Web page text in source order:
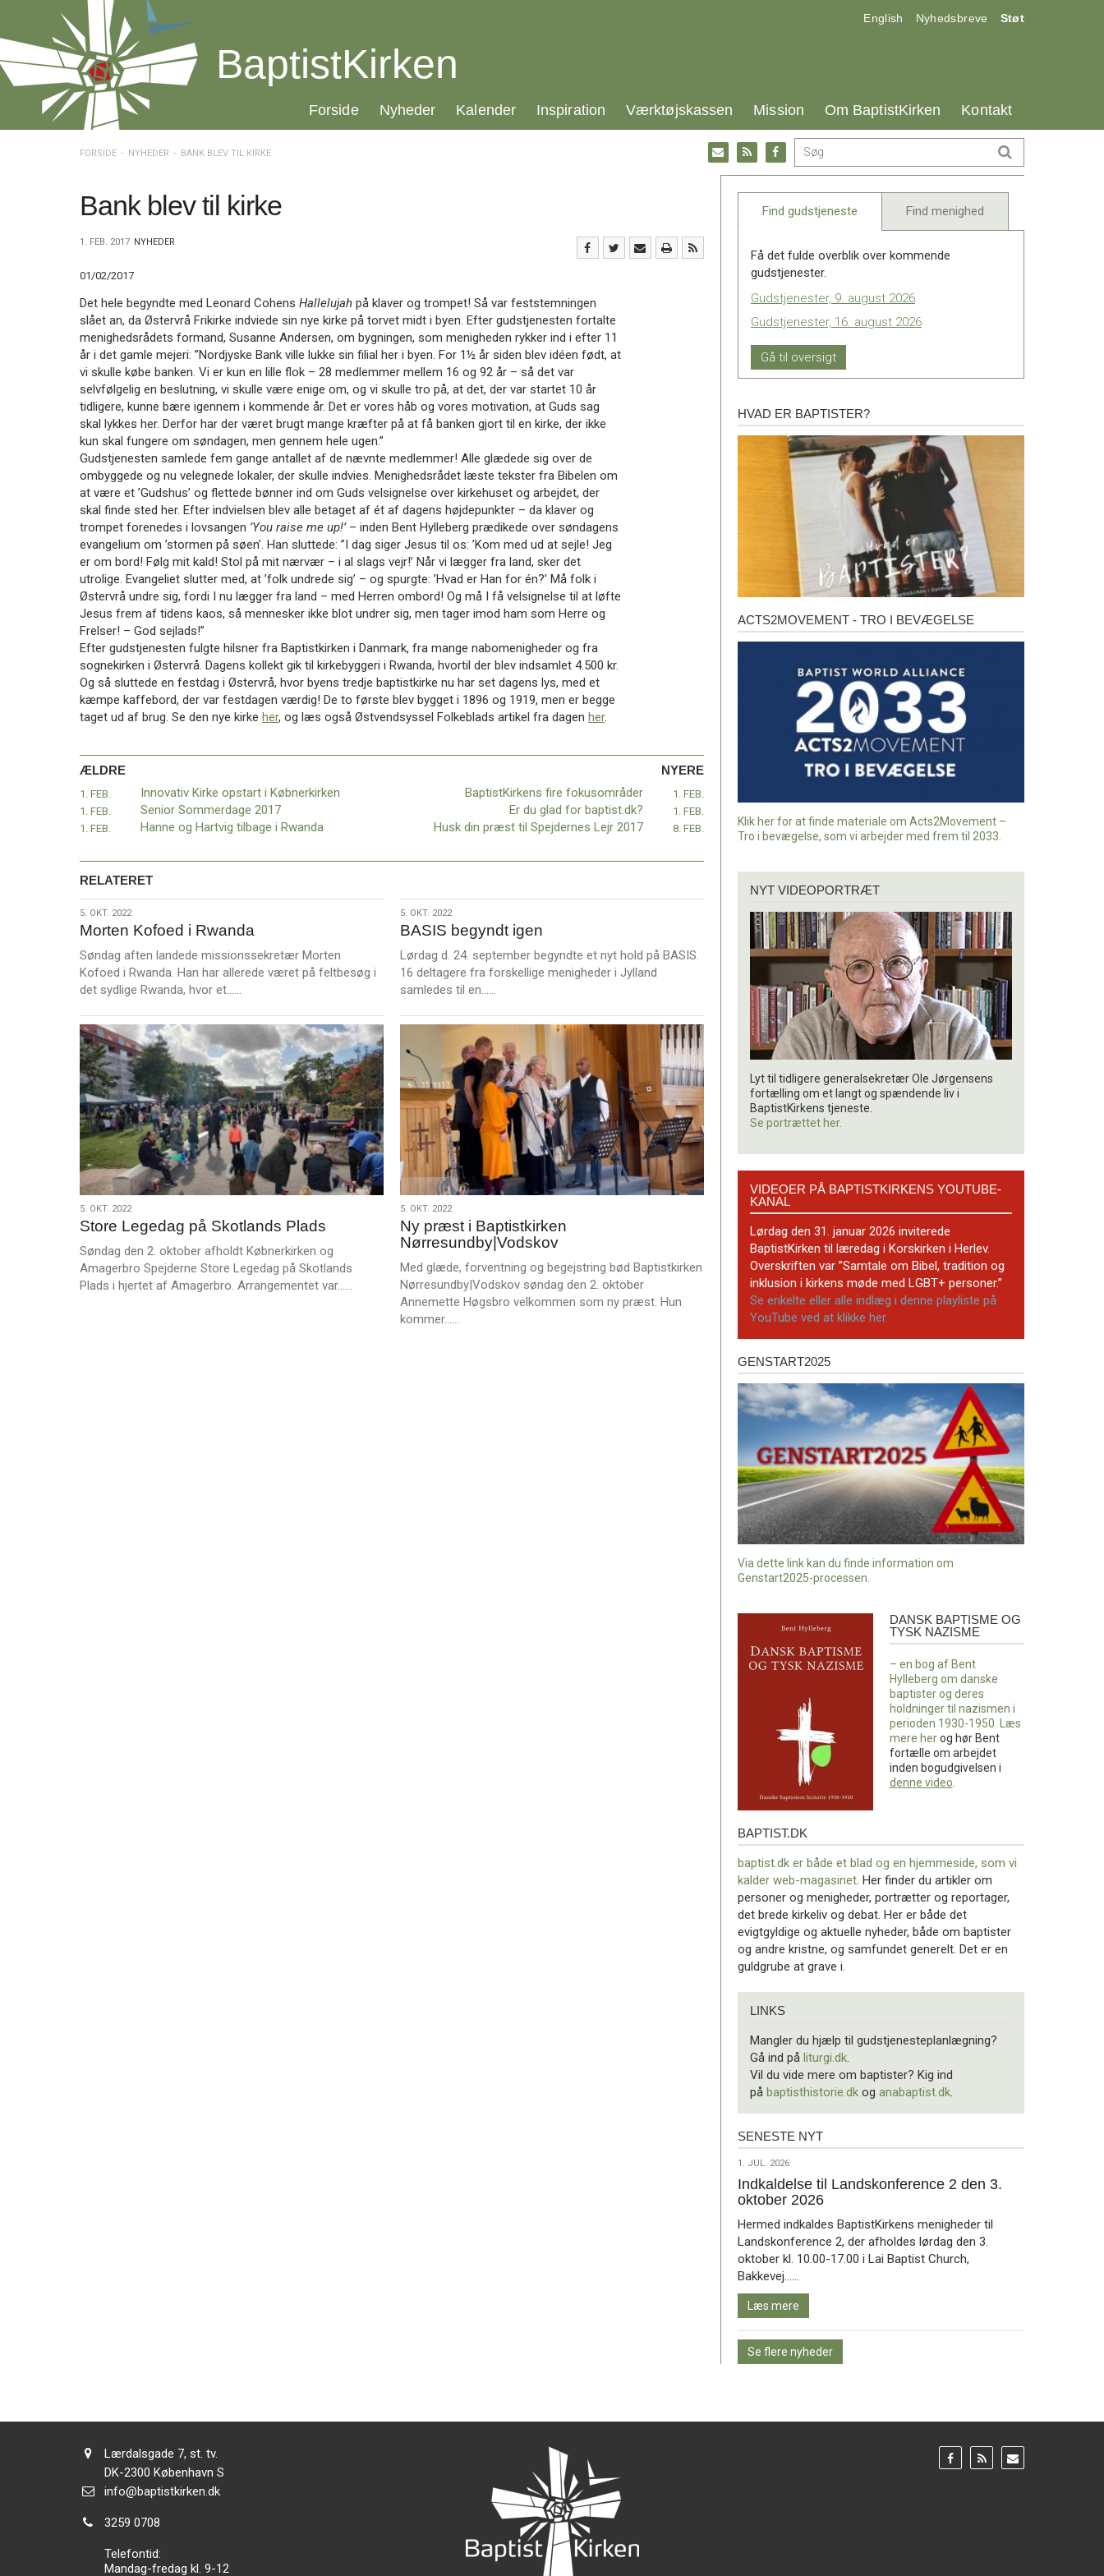
over
og
gå
Vend
tilbage
Værktøjskassen
BaptistKirken
Inspiration
Værktøjskassen
BaptistKirken
Forrige
17.0:
English 18.0:
Nyhedsbreve 19.0:
Støt
BaptistKirken
20.0:
Forside 21.0:
Nyheder 22.0:
Kalender 23.0:
Inspiration 24.0:
Værktøjskassen 25.0:
Mission 26.0:
Om BaptistKirken 27.0:
Kontakt
FORSIDE NYHEDER BANK BLEV TIL KIRKE
Gå
til:
Facebook
Gå
til:
RSS
feed
Gå
til:
Email
Bank blev til kirke
1. FEB. 2017 NYHEDER
01/02/2017
Det hele begyndte med Leonard Cohens Hallelujah på klaver og trompet! Så var feststemningen
slået an, da Østervrå Frikirke indviede sin nye kirke på torvet midt i byen. Efter gudstjenesten fortalte
menighedsrådets formand, Susanne Andersen, om bygningen, som menigheden rykker ind i efter 11
år i det gamle mejeri: ”Nordjyske Bank ville lukke sin filial her i byen. For 1½ år siden blev idéen født, at
vi skulle købe banken. Vi er kun en lille flok – 28 medlemmer mellem 16 og 92 år – så det var
selvfølgelig en beslutning, vi skulle være enige om, og vi skulle tro på, at det, der var startet 10 år
tidligere, kunne bære igennem i kommende år. Det er vores håb og vores motivation, at Guds sag
skal lykkes her. Derfor har der været brugt mange kræfter på at få banken gjort til en kirke, der ikke
kun skal fungere om søndagen, men gennem hele ugen.”
Gudstjenesten samlede fem gange antallet af de nævnte medlemmer! Alle glædede sig over de
ombyggede og nu velegnede lokaler, der skulle indvies. Menighedsrådet læste tekster fra Bibelen om
at være et ’Gudshus’ og flettede bønner ind om Guds velsignelse over kirkehuset og arbejdet, der
skal finde sted her. Efter indvielsen blev alle betaget af ét af dagens højdepunkter – da klaver og
trompet forenedes i lovsangen ’You raise me up!’– inden Bent Hylleberg prædikede over søndagens
evangelium om ’stormen på søen’. Han sluttede: ”I dag siger Jesus til os: ’Kom med ud at sejle! Jeg
er om bord! Følg mit kald! Stol på mit nærvær – i al slags vejr!’ Når vi lægger fra land, sker det
utrolige. Evangeliet slutter med, at ’folk undrede sig’ – og spurgte: ’Hvad er Han for én?’ Må folk i
Østervrå undre sig, fordi I nu lægger fra land – med Herren ombord! Og må I få velsignelse til at løfte
Jesus frem af tidens kaos, så mennesker ikke blot undrer sig, men tager imod ham som Herre og
Frelser! – God sejlads!”
Efter gudstjenesten fulgte hilsner fra Baptistkirken i Danmark, fra mange nabomenigheder og fra
sognekirken i Østervrå. Dagens kollekt gik til kirkebyggeri i Rwanda, hvortil der blev indsamlet 4.500 kr.
Og så sluttede en festdag i Østervrå, hvor byens tredje baptistkirke nu har set dagens lys, med et
kæmpe kaffebord, der var festdagen værdig! De to første blev bygget i 1896 og 1919, men er begge
taget ud af brug. Se den nye kirke her, og læs også Østvendsyssel Folkeblads artikel fra dagen her.
ÆLDRE
1. FEB. Innovativ Kirke opstart i Købnerkirken
1. FEB. Senior Sommerdage 2017
1. FEB. Hanne og Hartvig tilbage i Rwanda
NYERE
BaptistKirkens fire fokusområder 1. FEB.
Er du glad for baptist.dk? 1. FEB.
Husk din præst til Spejdernes Lejr 2017 8. FEB.
RELATERET
5.
okt.
2022
5. OKT. 2022
Morten Kofoed i Rwanda
Søndag aften landede missionssekretær Morten
Kofoed i Rwanda. Han har allerede været på feltbesøg i
det sydlige Rwanda, hvor et……
s
e
r
e
5.
okt.
2022
5. OKT. 2022
BASIS begyndt igen
Lørdag d. 24. september begyndte et nyt hold på BASIS.
16 deltagere fra forskellige menigheder i Jylland
samledes til en……
s
m
e
r
e
5.
okt.
2022
5. OKT. 2022
Store Legedag på Skotlands Plads
Søndag den 2. oktober afholdt Købnerkirken og
Amagerbro Spejderne Store Legedag på Skotlands
Plads i hjertet af Amagerbro. Arrangementet var……
5.
okt.
2022
5. OKT. 2022
Ny præst i Baptistkirken
Nørresundby|Vodskov
Med glæde, forventning og begejstring bød Baptistkirken
Nørresundby|Vodskov søndag den 2. oktober
Annemette Høgsbro velkommen som ny præst. Hun
kommer……
Find gudstjeneste Find menighed
Få det fulde overblik over kommende
gudstjenester.
Gudstjenester, 9. august 2026
Gudstjenester, 16. august 2026
Gå til oversigt
Hvad
er
baptister?
HVAD ER BAPTISTER?
Acts2Movement
ACTS2MOVEMENT - TRO I BEVÆGELSE
Klik her for at finde materiale om Acts2Movement –
Tro i bevægelse, som vi arbejder med frem til 2033.
videoportræt
NYT VIDEOPORTRÆT
Lyt til tidligere generalsekretær Ole Jørgensens
fortælling om et langt og spændende liv i
BaptistKirkens tjeneste.
Se portrættet her.
BaptistKirkens
YouTube-
kanal
VIDEOER PÅ BAPTISTKIRKENS YOUTUBE-
KANAL
Lørdag den 31. januar 2026 inviterede
BaptistKirken til læredag i Korskirken i Herlev.
Overskriften var ”Samtale om Bibel, tradition og
inklusion i kirkens møde med LGBT+ personer.”
Se enkelte eller alle indlæg i denne playliste på
YouTube ved at klikke her.
Genstart2025
GENSTART2025
Via dette link kan du finde information om
Genstart2025-processen.
tysk
DANSK BAPTISME OG
TYSK NAZISME
– en bog af Bent
Hylleberg om danske
baptister og deres
holdninger til nazismen i
perioden 1930-1950. Læs
mere herog hør Bent
fortælle om arbejdet
inden bogudgivelsen i
denne video.
baptist.dk
BAPTIST.DK
baptist.dk er både et blad og en hjemmeside, som vi
kalder web-magasinet . Her finder du artikler om
personer og menigheder, portrætter og reportager,
det brede kirkeliv og debat. Her er både det
evigtgyldige og aktuelle nyheder, både om baptister
og andre kristne, og samfundet generelt. Det er en
guldgrube at grave i.
LINKS
Mangler du hjælp til gudstjenesteplanlægning?
Gå ind på liturgi.dk
Vil du vide mere om baptister? Kig ind
på baptisthistorie.dk og anabaptist.dk
Seneste
SENESTE NYT
1.
jul.
2026
1. JUL. 2026
Indkaldelse til Landskonference 2 den 3.
oktober 2026
Hermed indkaldes BaptistKirkens menigheder til
Landskonference 2, der afholdes lørdag den 3.
oktober kl. 10.00-17.00 i Lai Baptist Church,
Bakkevej……
mere
Læs mere
Se flere nyheder
Adresse:
Lærdalsgade 7, st. tv.
Adresse:
DK-2300 København S
Send
info@baptistkirken.dk
Tlf.:
3259 0708
Telefontid:
Mandag-fredag kl. 9-12
Gå
til:
Gå
til:
Gå
til: